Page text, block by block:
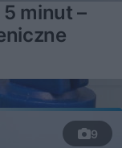
minut –
9